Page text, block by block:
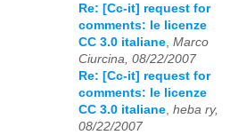
Re: [Cc-it] request for
comments: le licenze
CC 3.0 italiane, Marco
Ciurcina, 08/22/2007
Re: [Cc-it] request for
comments: le licenze
CC 3.0 italiane, heba ry,
08/22/2007